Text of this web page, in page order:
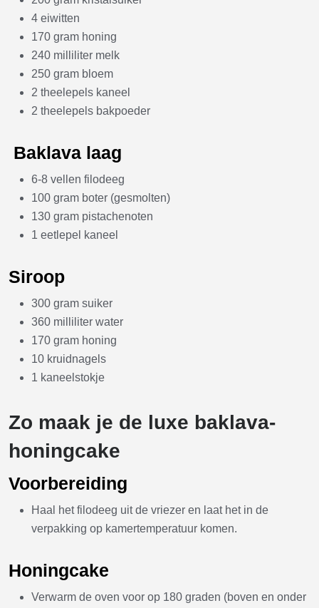
4 eiwitten
170 gram honing
240 milliliter melk
250 gram bloem
2 theelepels kaneel
2 theelepels bakpoeder
Baklava laag
6-8 vellen filodeeg
100 gram boter (gesmolten)
130 gram pistachenoten
1 eetlepel kaneel
Siroop
300 gram suiker
360 milliliter water
170 gram honing
10 kruidnagels
1 kaneelstokje
Zo maak je de luxe baklava-
honingcake
Voorbereiding
Haal het filodeeg uit de vriezer en laat het in de
verpakking op kamertemperatuur komen.
Honingcake
Verwarm de oven voor op 180 graden (boven en onder